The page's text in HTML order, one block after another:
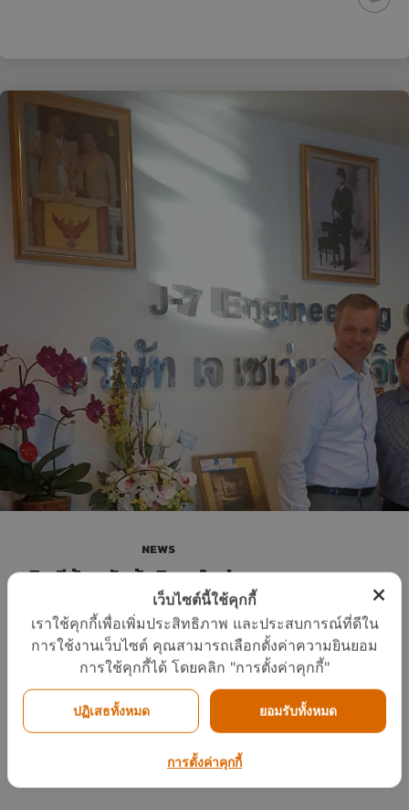
NEWS
ยินดีต้อนรับผู้บริหารใหม่
ภูมิภาคเอเชียแปซิฟิก
บริษัท RHEEM
MANUFACTURING
Byadminon พฤษภาคม 23, 2017 -News
Mr. Stefan Ehrnborg เดินทางเยี่ยมชมบริษัท เมื่อวันที่ 20.02.2017
เว็บไซต์นี้ใช้คุกกี้
เราใช้คุกกี้เพื่อเพิ่มประสิทธิภาพ และประสบการณ์ที่ดีใน
การใช้งานเว็บไซต์ คุณสามารถเลือกตั้งค่าความยินยอม
การใช้คุกกี้ได้ โดยคลิก "การตั้งค่าคุกกี้"
ปฏิเสธทั้งหมด ยอมรับทั้งหมด
การตั้งค่าคุกกี้